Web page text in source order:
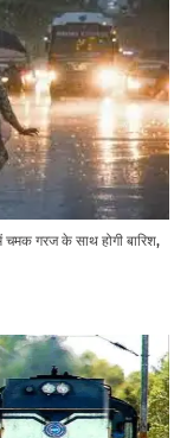
गरज के साथ होगी बारिश,